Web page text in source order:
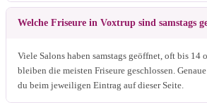
Welche Friseure in Voxtrup sind samstags
Viele Salons haben samstags geöffnet, oft bis 14
bleiben die meisten Friseure geschlossen.
du beim jeweiligen Eintrag auf dieser Seite.